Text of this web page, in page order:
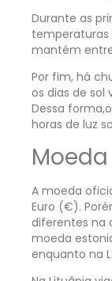
Durante as
temperaturas
mantém entre
Por fim, há
os dias de
Dessa
horas de luz
Moeda
A moeda
Euro (€).
diferentes na
moeda
enquanto na